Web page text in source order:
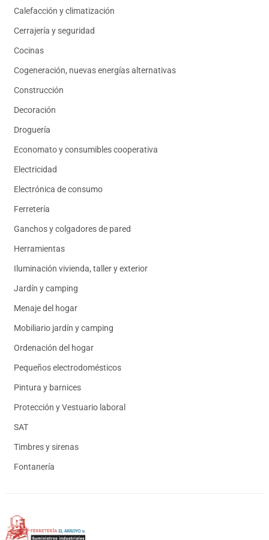
Calefacción y climatización
Cerrajería y seguridad
Cocinas
Cogeneración, nuevas energías alternativas
Construcción
Decoración
Droguería
Economato y consumibles cooperativa
Electricidad
Electrónica de consumo
Ferretería
Ganchos y colgadores de pared
Herramientas
Iluminación vivienda, taller y exterior
Jardín y camping
Menaje del hogar
Mobiliario jardín y camping
Ordenación del hogar
Pequeños electrodomésticos
Pintura y barnices
Protección y Vestuario laboral
SAT
Timbres y sirenas
Fontanería